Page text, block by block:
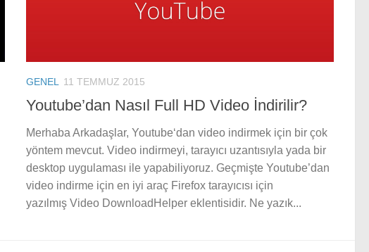
GENEL 11 TEMMUZ 2015
Youtube’dan Nasıl Full HD Video İndirilir?
Merhaba Arkadaşlar, Youtube‘dan video indirmek için bir çok
yöntem mevcut. Video indirmeyi, tarayıcı uzantısıyla yada bir
desktop uygulaması ile yapabiliyoruz. Geçmişte Youtube’dan
video indirme için en iyi araç Firefox tarayıcısı için
yazılmış Video DownloadHelper eklentisidir. Ne yazık...